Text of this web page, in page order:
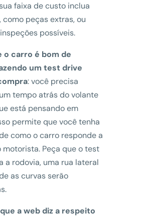
faixa de custo inclua
como peças extras, ou
possíveis.
o carro é bom de
um test drive
: você precisa
tempo atrás do volante
está pensando em
permite que você tenha
como o carro responde a
motorista. Peça que o test
a rodovia, uma rua lateral
as curvas serão
a web diz a respeito